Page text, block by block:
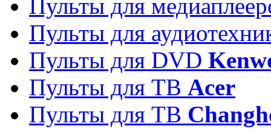
Пульты для
Пульты для
Пульты для DVD
Пульты для ТВ Acer
Пульты для ТВ